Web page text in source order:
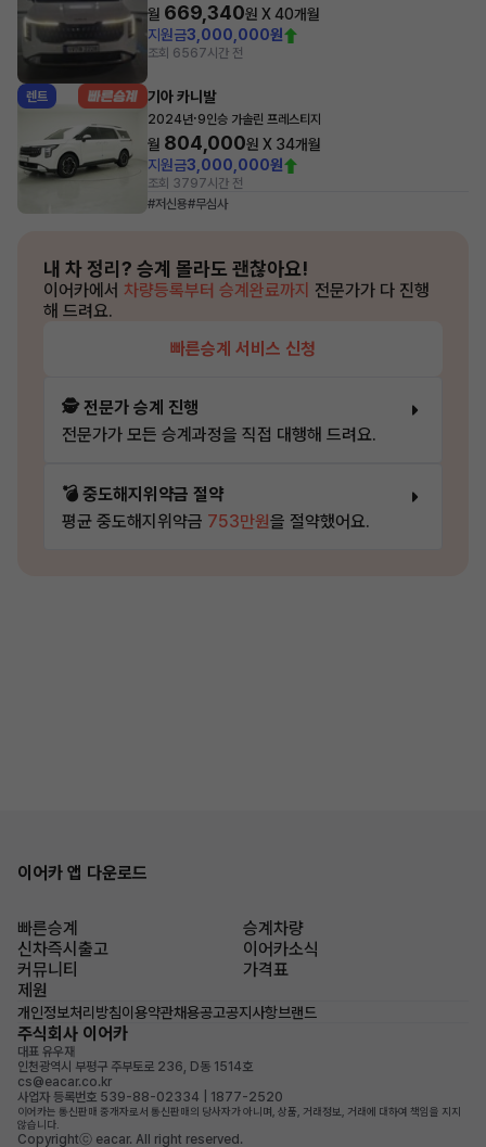
월 669,340원 X40개월
지원금3,000,000원
조회 6567시간 전
렌트 기아 카니발
2024년·9인승 가솔린 프레스티지
월 804,000원 X 34개월
지원금3,000,000원
조회 3797시간 전
#저신용#무심사
내 차 정리? 승계 몰라도 괜찮아요!
이어카에서 차량등록부터 승계완료까지 전문가가 다 진행
해 드려요.
빠른승계 서비스 신청
🕵️ 전문가 승계 진행
전문가가 모든 승계과정을 직접 대행해 드려요.
💣 중도해지위약금 절약
평균 중도해지위약금 753만원을 절약했어요.
이어카 앱 다운로드
빠른승계
승계차량
신차즉시출고
이어카소식
커뮤니티
가격표
제원
개인정보처리방침이용약관채용공고공지사항브랜드
주식회사 이어카
대표 유우재
인천광역시 부평구 주부토로 236, D동 1514호
cs@eacar.co.kr
사업자 등록번호 539-88-02334 | 1877-2520
이어카는 통신판매 중개자로서 통신판매의 당사자가 아니며, 상품, 거래정보, 거래에 대하여 책임을 지지
않습니다.
Copyrightⓒ eacar. All right reserved.